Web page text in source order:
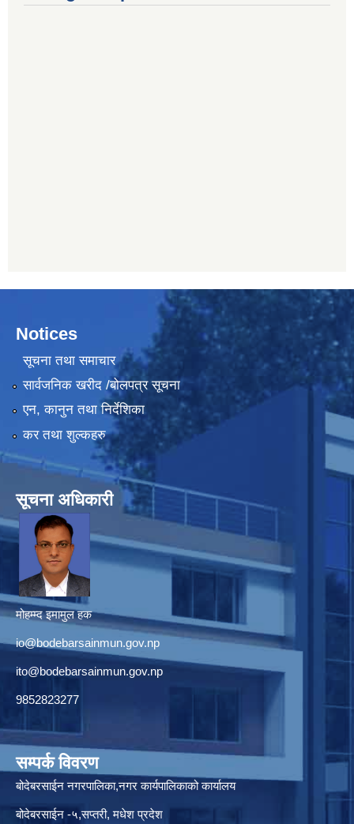
Notices
सूचना तथा समाचार
सार्वजनिक खरीद /बोलपत्र सूचना
एन, कानुन तथा निर्देशिका
कर तथा शुल्कहरु
सूचना अधिकारी
मोहम्म्द इमामुल हक
io@bodebarsainmun.gov.np
ito@bodebarsainmun.gov.np
9852823277
सम्पर्क विवरण
बोदेबरसाईन नगरपालिका,नगर कार्यपालिकाको कार्यालय
बोदेबरसाईन -५,सप्तरी, मधेश प्रदेश